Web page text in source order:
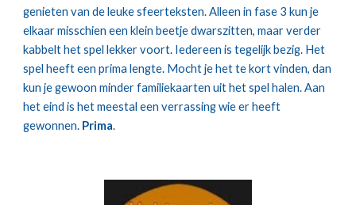
genieten van de leuke sfeerteksten. Alleen in fase 3 kun je
elkaar misschien een klein beetje dwarszitten, maar verder
kabbelt het spel lekker voort. Iedereen is tegelijk bezig. Het
spel heeft een prima lengte. Mocht je het te kort vinden, dan
kun je gewoon minder familiekaarten uit het spel halen. Aan
het eind is het meestal een verrassing wie er heeft
gewonnen. Prima.